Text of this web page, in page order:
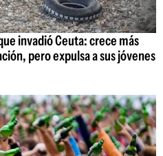
invadió Ceuta: crece más
pero expulsa a sus jóvenes